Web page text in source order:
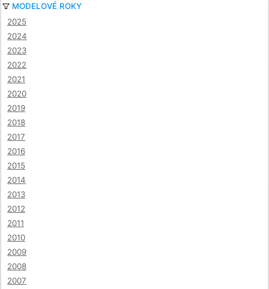
MODELOVÉ ROKY
2025
2024
2023
2022
2021
2020
2019
2018
2017
2016
2015
2014
2013
2012
2011
2010
2009
2008
2007